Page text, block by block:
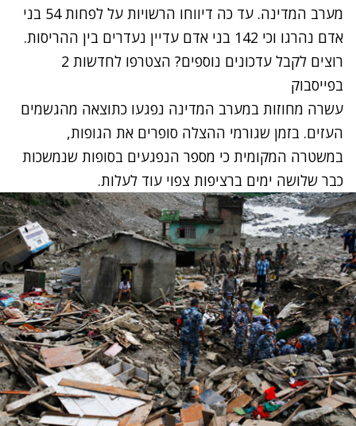
מערב המדינה. עד כה דיווחו הרשויות על לפחות 54 בני
אדם נהרגו וכי 142 בני אדם עדיין נעדרים בין ההריסות.
רוצים לקבל עדכונים נוספים? הצטרפו לחדשות 2
בפייסבוק
עשרה מחוזות במערב המדינה נפגעו כתוצאה מהגשמים
העזים. בזמן שגורמי ההצלה סופרים את הגופות,
במשטרה המקומית כי מספר הנפגעים בסופות שנמשכות
כבר שלושה ימים ברציפות צפוי עוד לעלות.